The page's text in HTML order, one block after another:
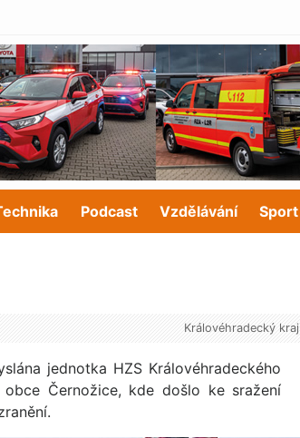
Podcast Vzdělávání Sport
Královéhradecký kraj
jednotka HZS Královéhradeckého
Černožice, kde došlo ke sražení